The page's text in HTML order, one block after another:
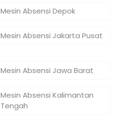
Mesin Absensi Depok
Mesin Absensi Jakarta Pusat
Mesin Absensi Jawa Barat
Mesin Absensi Kalimantan
Tengah